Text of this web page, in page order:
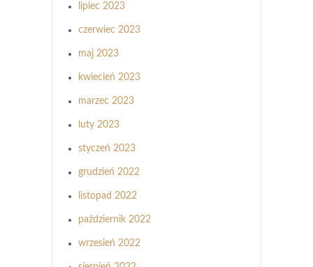
lipiec 2023
czerwiec 2023
maj 2023
kwiecień 2023
marzec 2023
luty 2023
styczeń 2023
grudzień 2022
listopad 2022
październik 2022
wrzesień 2022